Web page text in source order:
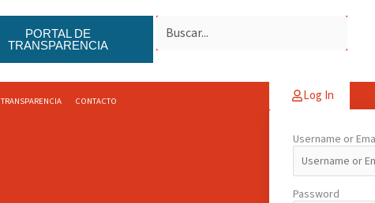
PORTAL DE
TRANSPARENCIA
TRANSPARENCIA CONTACTO Log In
Username or
Password